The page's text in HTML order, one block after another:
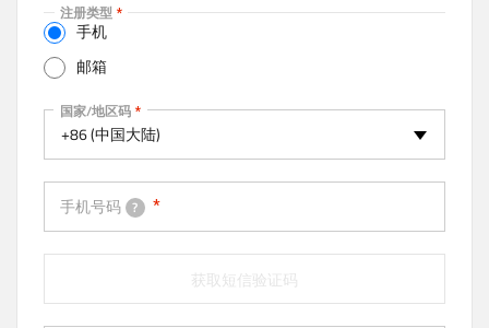
注册类型
手机
邮箱
手机
国家/地区码
+86 (中国大陆)
手机号码 ?
获取短信验证码